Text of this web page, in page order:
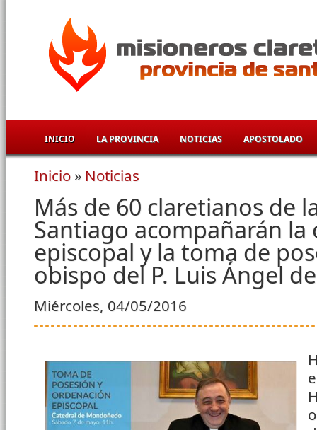
INICIO LA PROVINCIA NOTICIAS APOSTOLADO
Se encuentra usted aquí
Inicio » Noticias
Más de 60 claretianos de
Santiago acompañarán la
episcopal y la toma de
obispo del P. Luis Ángel
Miércoles, 04/05/2016